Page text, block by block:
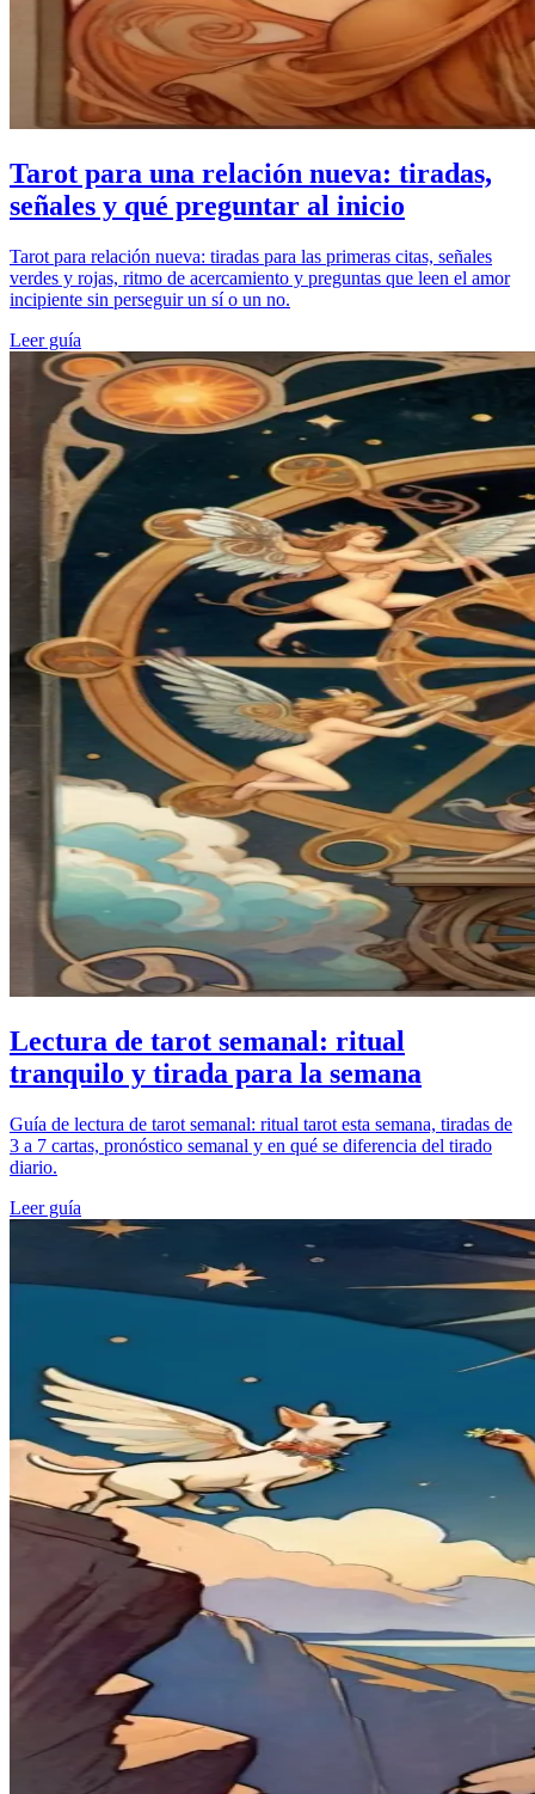
Tarot para una relación nueva: tiradas,
señales y qué preguntar al inicio
Tarot para relación nueva: tiradas para las primeras citas, señales
verdes y rojas, ritmo de acercamiento y preguntas que leen el amor
incipiente sin perseguir un sí o un no.
Leer guía
Lectura de tarot semanal: ritual
tranquilo y tirada para la semana
Guía de lectura de tarot semanal: ritual tarot esta semana, tiradas de
3 a 7 cartas, pronóstico semanal y en qué se diferencia del tirado
diario.
Leer guía